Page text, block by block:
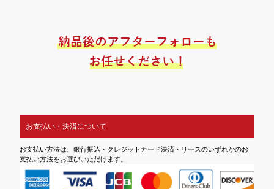
お支払い・決済について
お支払い方法は、銀行振込・クレジットカード決済・リースのいずれかのお
支払い方法をお選びいただけます。